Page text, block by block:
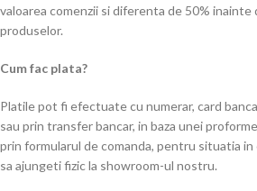
valoarea comenzii si diferenta de 50% inainte
produselor.
Cum fac plata?
Platile pot fi efectuate cu numerar, card
sau prin transfer bancar, in baza unei
prin formularul de comanda, pentru situatia
sa ajungeti fizic la showroom-ul nostru.